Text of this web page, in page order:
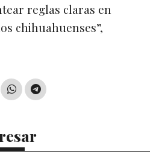
reglas claras en
chihuahuenses”,